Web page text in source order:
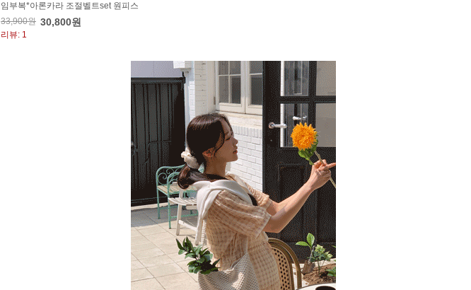
임부복*아론카라 조절벨트set 원피스
33,900원 30,800원
리뷰: 1